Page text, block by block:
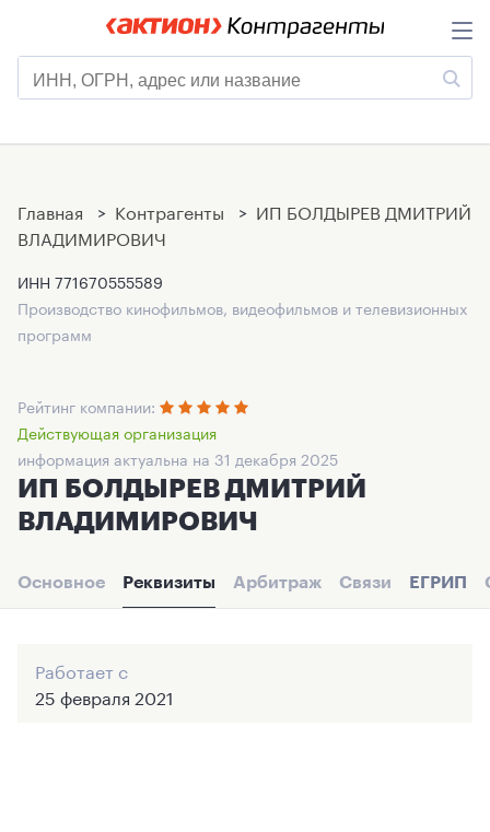
Главная > Контрагенты > ИП БОЛДЫРЕВ ДМИТРИЙ
ВЛАДИМИРОВИЧ
ИНН 771670555589
Производство кинофильмов, видеофильмов и телевизионных
программ
Рейтинг компании:
Действующая организация
информация актуальна на 31 декабря 2025
ИП БОЛДЫРЕВ ДМИТРИЙ
ВЛАДИМИРОВИЧ
Основное Реквизиты Арбитраж Связи ЕГРИП
Работает с
25 февраля 2021